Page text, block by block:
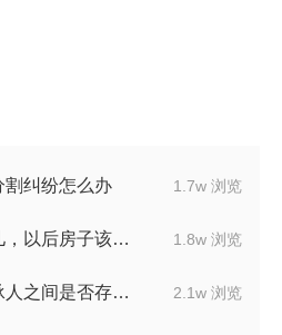
文章 遗嘱继承房产分割时效多长
文章 女方的个人手机应当怎样去处理
文章 立遗嘱的时候怎样将财产分给配偶